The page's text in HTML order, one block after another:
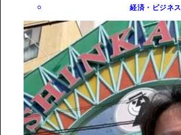
経済・ビジネス